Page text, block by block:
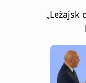
„Leżajsk